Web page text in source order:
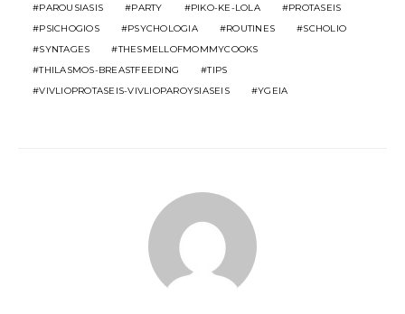
PAROUSIASIS
PARTY PIKO-KE-LOLA
PROTASEIS
PSICHOGIOS
PSYCHOLOGIA ROUTINES
SCHOLIO
SYNTAGES
THESMELLOFMOMMYCOOKS
THILASMOS-BREASTFEEDING
TIPS
VIVLIOPROTASEIS-VIVLIOPAROYSIASEIS
YGEIA